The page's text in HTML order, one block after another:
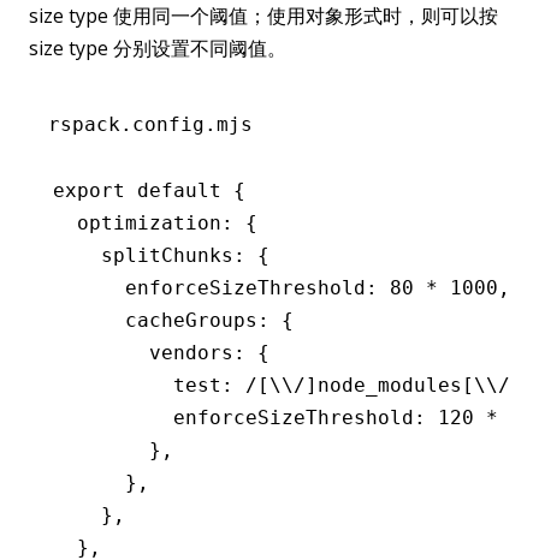
size type 使用同一个阈值；使用对象形式时，则可以按
size type 分别设置不同阈值。
rspack.config.mjs
export default
{
  optimization
:
{
    splitChunks
:
{
      enforceSizeThreshold
: 80 * 1000 ,
      cacheGroups
:
{
        vendors
:
{
          test
: /[\\/]node_modules[\\/]/
          enforceSizeThreshold
: 120 *
        }
,
      }
,
    }
,
  }
,